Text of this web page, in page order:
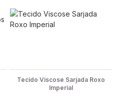
Tecido Viscose Sarjada Roxo
Imperial